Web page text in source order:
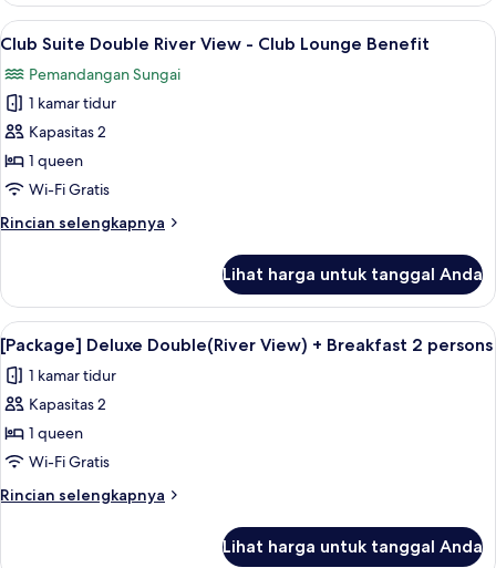
Breakfast
@The
Buffet
Deluxe
Twin
View
+
@The
Buffet
Lihat
semua
foto
untuk
Club
Suite
Double
View
Lounge
Benefit
Seprai premium, minibar, brankas,
4
Club Suite Double River View - Club Lounge Benefit
Pemandangan Sungai
1 kamar tidur
Kapasitas 2
1 queen
Wi-Fi Gratis
Rincian selengkapnya
Rincian
Club
Suite
Double
River
View
Lounge
Benefit
Lihat harga untuk tanggal Anda
Lihat
semua
foto
untuk
[Package]
Deluxe
Double(River
View)
Breakfast
Seprai premium, minibar, brankas,
1
[Package] Deluxe Double(River View) + Breakfast 2 persons
1 kamar tidur
Kapasitas 2
1 queen
Wi-Fi Gratis
Rincian selengkapnya
Rincian
Lihat harga untuk tanggal Anda